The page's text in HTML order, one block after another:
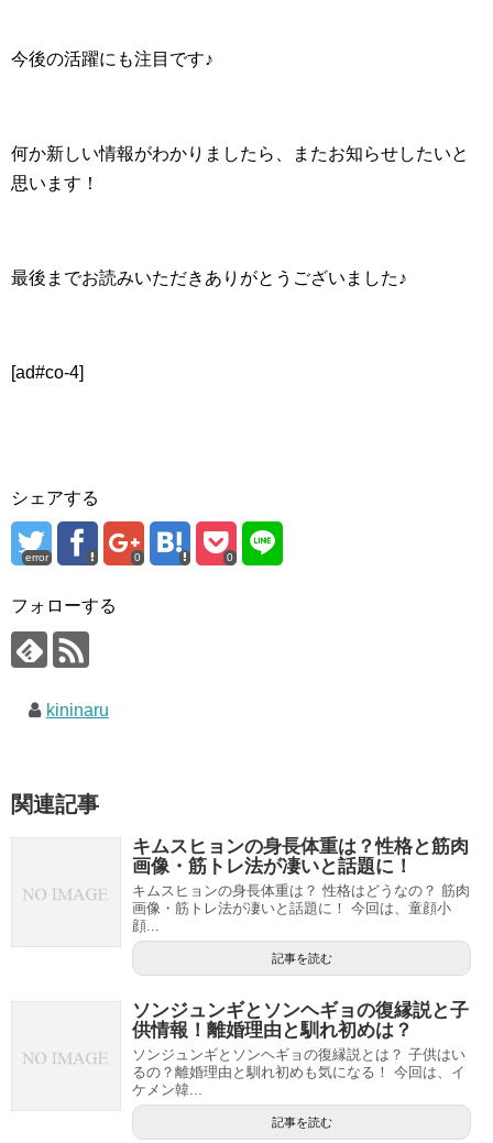
今後の活躍にも注目です♪
何か新しい情報がわかりましたら、またお知らせしたいと
思います！
最後までお読みいただきありがとうございました♪
[ad#co-4]
シェアする
error 0 0
フォローする
kininaru
関連記事
キムスヒョンの身長体重は？性格と筋肉
画像・筋トレ法が凄いと話題に！
キムスヒョンの身長体重は？ 性格はどうなの？ 筋肉
画像・筋トレ法が凄いと話題に！ 今回は、童顔小
顔...
記事を読む
ソンジュンギとソンヘギョの復縁説と子
供情報！離婚理由と馴れ初めは？
ソンジュンギとソンヘギョの復縁説とは？ 子供はい
るの？離婚理由と馴れ初めも気になる！ 今回は、イ
ケメン韓...
記事を読む